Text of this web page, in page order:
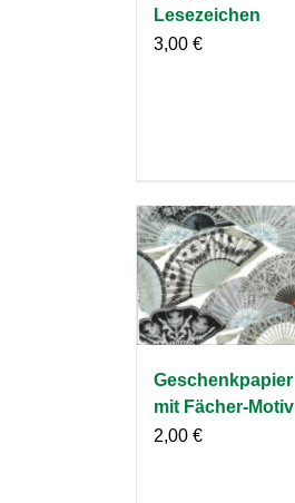
Lesezeichen
3,00 €
Geschenkpapier
mit Fächer-Motiv
2,00 €